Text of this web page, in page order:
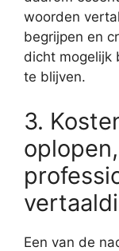
woorden
begrijpen en
dicht mogelijk
te blijven.
3.
Een van de